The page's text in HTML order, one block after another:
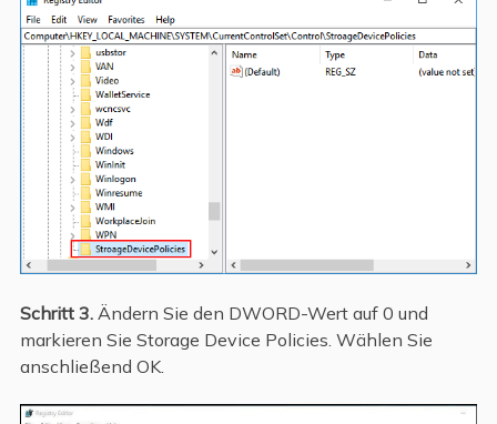
Schritt 3.Ändern Sie den DWORD-Wert auf 0 und
markieren Sie Storage Device Policies. Wählen Sie
anschließend OK.